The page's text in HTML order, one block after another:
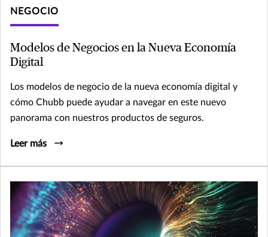
NEGOCIO
Modelos de Negocios en la Nueva Economía
Digital
Los modelos de negocio de la nueva economía digital y
cómo Chubb puede ayudar a navegar en este nuevo
panorama con nuestros productos de seguros.
Leer más